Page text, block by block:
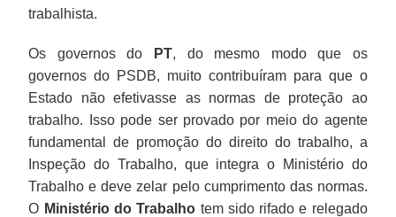
trabalhista.
Os governos do PT, do mesmo modo que os
governos do PSDB, muito contribuíram para que o
Estado não efetivasse as normas de proteção ao
trabalho. Isso pode ser provado por meio do agente
fundamental de promoção do direito do trabalho, a
Inspeção do Trabalho, que integra o Ministério do
Trabalho e deve zelar pelo cumprimento das normas.
O Ministério do Trabalho tem sido rifado e relegado